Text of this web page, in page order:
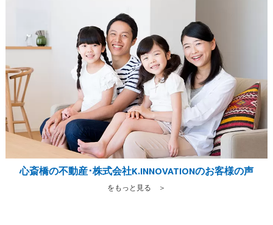
心斎橋の不動産･株式会社K.INNOVATIONのお客様の声
をもっと見る ＞